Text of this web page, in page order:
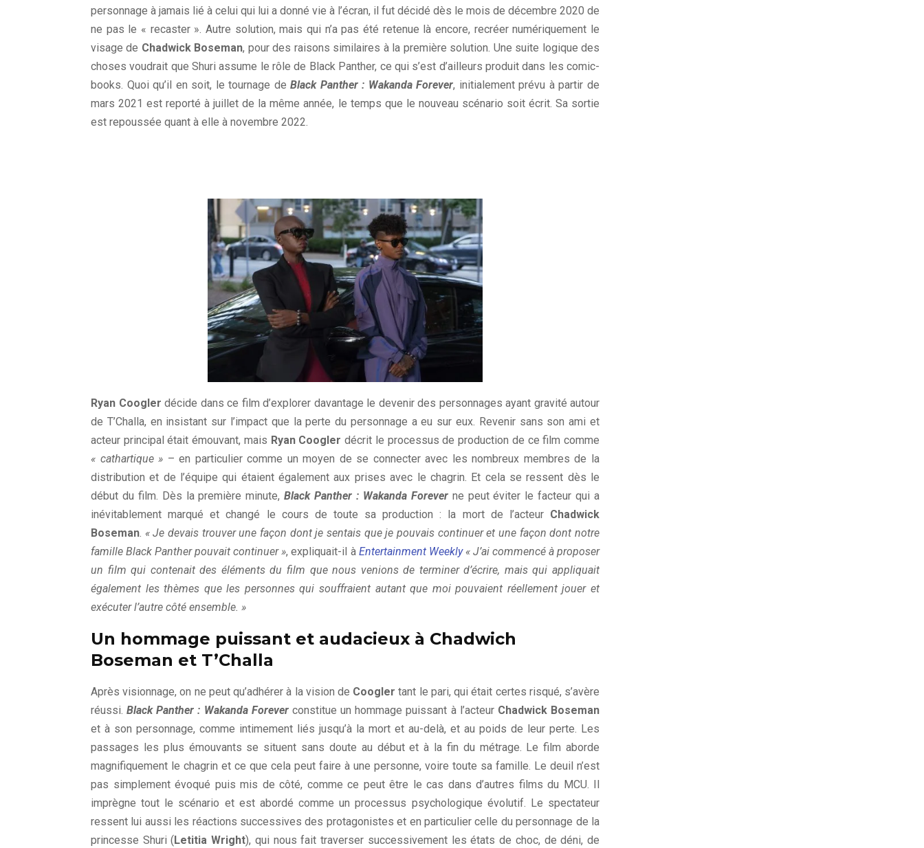
personnage à jamais lié à celui qui lui a donné vie à l’écran, il fut décidé dès le mois de décembre 2020 de
ne pas le « recaster ». Autre solution, mais qui n’a pas été retenue là encore, recréer numériquement le
visage de Chadwick Boseman, pour des raisons similaires à la première solution. Une suite logique des
choses voudrait que Shuri assume le rôle de Black Panther, ce qui s’est d’ailleurs produit dans les comic-
books. Quoi qu’il en soit, le tournage deBlack Panther : Wakanda Forever, initialement prévu à partir de
mars 2021 est reporté à juillet de la même année, le temps que le nouveau scénario soit écrit. Sa sortie
est repoussée quant à elle à novembre 2022.
Ryan Coogler décide dans ce film d’explorer davantage le devenir des personnages ayant gravité autour
de T’Challa, en insistant sur l’impact que la perte du personnage a eu sur eux. Revenir sans son ami et
acteur principal était émouvant, mais Ryan Cooglerdécrit le processus de production de ce film comme
« cathartique » – en particulier comme un moyen de se connecter avec les nombreux membres de la
distribution et de l’équipe qui étaient également aux prises avec le chagrin. Et cela se ressent dès le
début du film. Dès la première minute,Black Panther : Wakanda Foreverne peut éviter le facteur qui a
inévitablement marqué et changé le cours de toute sa production : la mort de l’acteur Chadwick
Boseman. « Je devais trouver une façon dont je sentais que je pouvais continuer et une façon dont notre
famille Black Panther pouvait continuer », expliquait-il à Entertainment Weekly « J’ai commencé à proposer
un film qui contenait des éléments du film que nous venions de terminer d’écrire, mais qui appliquait
également les thèmes que les personnes qui souffraient autant que moi pouvaient réellement jouer et
exécuter l’autre côté ensemble. »
Un hommage puissant et audacieux à Chadwich
Boseman et T’Challa
Après visionnage, on ne peut qu’adhérer à la vision de Coogler tant le pari, qui était certes risqué, s’avère
réussi.Black Panther : Wakanda Forever constitue un hommage puissant à l’acteur Chadwick Boseman
et à son personnage, comme intimement liés jusqu’à la mort et au-delà, et au poids de leur perte. Les
passages les plus émouvants se situent sans doute au début et à la fin du métrage. Le film aborde
magnifiquement le chagrin et ce que cela peut faire à une personne, voire toute sa famille. Le deuil n’est
pas simplement évoqué puis mis de côté, comme ce peut être le cas dans d’autres films du MCU. Il
imprègne tout le scénario et est abordé comme un processus psychologique évolutif. Le spectateur
ressent lui aussi les réactions successives des protagonistes et en particulier celle du personnage de la
princesse Shuri (Letitia Wright), qui nous fait traverser successivement les états de choc, de déni, de